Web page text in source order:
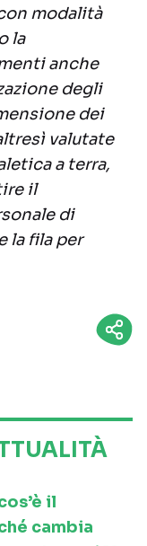
modalità
la
anche
degli
dei
valutate
a terra,
il
di
la fila per
il
cambia